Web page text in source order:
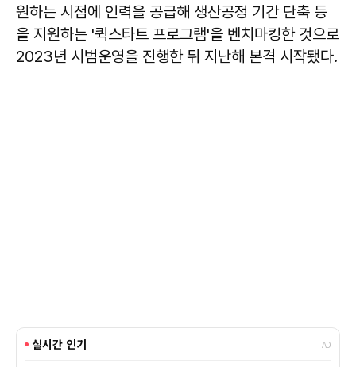
원하는 시점에 인력을 공급해 생산공정 기간 단축 등
을 지원하는 '퀵스타트 프로그램'을 벤치마킹한 것으로
2023년 시범운영을 진행한 뒤 지난해 본격 시작됐다.